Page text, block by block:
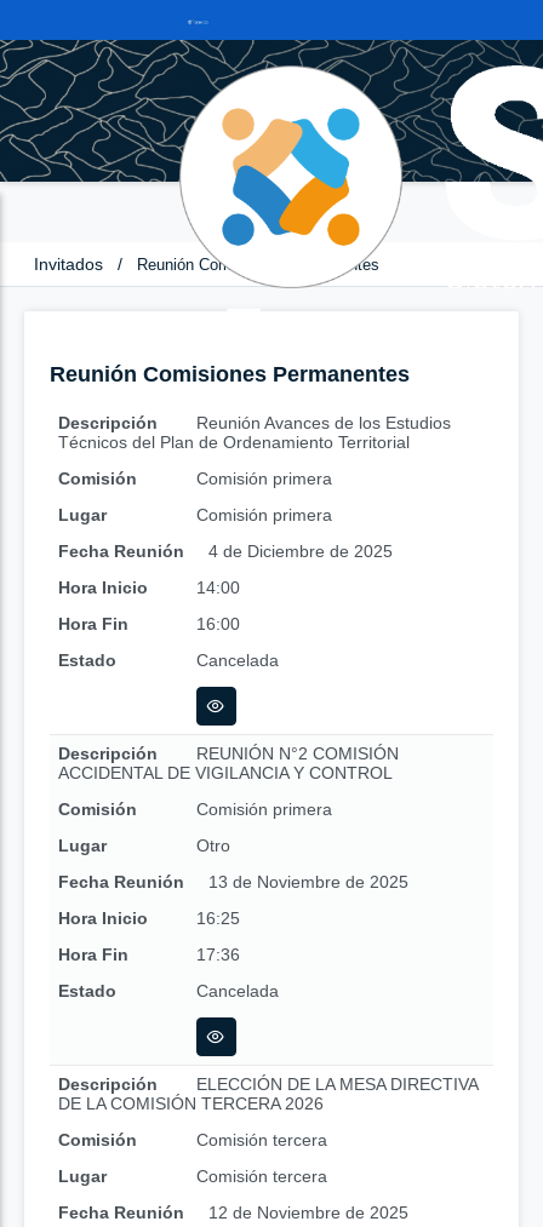
Invitados / Reunión Comisiones Permanentes
Reunión Comisiones Permanentes
Descripción
Reunión Avances de los Estudios
Técnicos del Plan de Ordenamiento Territorial
Comisión
Comisión primera
Lugar
Comisión primera
Fecha Reunión
4 de Diciembre de 2025
Hora Inicio
14:00
Hora Fin
16:00
Estado
Cancelada
Descripción
REUNIÓN N°2 COMISIÓN
ACCIDENTAL DE VIGILANCIA Y CONTROL
Comisión
Comisión primera
Lugar
Otro
Fecha Reunión
13 de Noviembre de 2025
Hora Inicio
16:25
Hora Fin
17:36
Estado
Cancelada
Descripción
ELECCIÓN DE LA MESA DIRECTIVA
DE LA COMISIÓN TERCERA 2026
Comisión
Comisión tercera
Lugar
Comisión tercera
Fecha Reunión
12 de Noviembre de 2025